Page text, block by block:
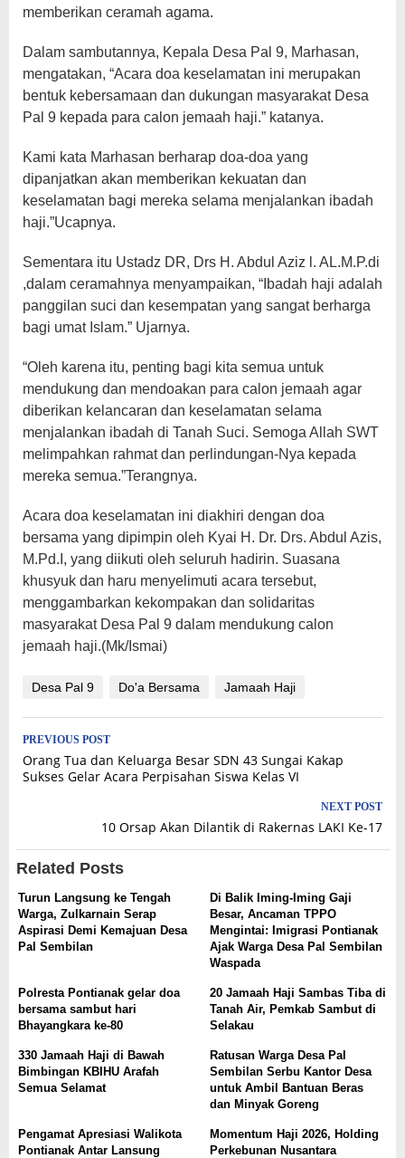
memberikan ceramah agama.
Dalam sambutannya, Kepala Desa Pal 9, Marhasan,
mengatakan, “Acara doa keselamatan ini merupakan
bentuk kebersamaan dan dukungan masyarakat Desa
Pal 9 kepada para calon jemaah haji.” katanya.
Kami kata Marhasan berharap doa-doa yang
dipanjatkan akan memberikan kekuatan dan
keselamatan bagi mereka selama menjalankan ibadah
haji.”Ucapnya.
Sementara itu Ustadz DR, Drs H. Abdul Aziz l. AL.M.P.di
,dalam ceramahnya menyampaikan, “Ibadah haji adalah
panggilan suci dan kesempatan yang sangat berharga
bagi umat Islam.” Ujarnya.
“Oleh karena itu, penting bagi kita semua untuk
mendukung dan mendoakan para calon jemaah agar
diberikan kelancaran dan keselamatan selama
menjalankan ibadah di Tanah Suci. Semoga Allah SWT
melimpahkan rahmat dan perlindungan-Nya kepada
mereka semua.”Terangnya.
Acara doa keselamatan ini diakhiri dengan doa
bersama yang dipimpin oleh Kyai H. Dr. Drs. Abdul Azis,
M.Pd.I, yang diikuti oleh seluruh hadirin. Suasana
khusyuk dan haru menyelimuti acara tersebut,
menggambarkan kekompakan dan solidaritas
masyarakat Desa Pal 9 dalam mendukung calon
jemaah haji.(Mk/Ismai)
Desa Pal 9 Do'a Bersama Jamaah Haji
Post
navigation
PREVIOUS POST
Orang Tua dan Keluarga Besar SDN 43 Sungai Kakap
Sukses Gelar Acara Perpisahan Siswa Kelas VI
NEXT POST
10 Orsap Akan Dilantik di Rakernas LAKI Ke-17
Related Posts
Turun Langsung ke Tengah
Warga, Zulkarnain Serap
Aspirasi Demi Kemajuan Desa
Pal Sembilan
Di Balik Iming-Iming Gaji
Besar, Ancaman TPPO
Mengintai: Imigrasi Pontianak
Ajak Warga Desa Pal Sembilan
Waspada
Polresta Pontianak gelar doa
bersama sambut hari
Bhayangkara ke-80
20 Jamaah Haji Sambas Tiba di
Tanah Air, Pemkab Sambut di
Selakau
330 Jamaah Haji di Bawah
Bimbingan KBIHU Arafah
Semua Selamat
Ratusan Warga Desa Pal
Sembilan Serbu Kantor Desa
untuk Ambil Bantuan Beras
dan Minyak Goreng
Pengamat Apresiasi Walikota
Pontianak Antar Lansung
Momentum Haji 2026, Holding
Perkebunan Nusantara